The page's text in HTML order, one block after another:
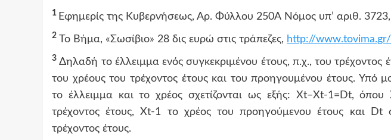
1 Εφημερίς της Κυβερνήσεως, Αρ. Φύλλου 250Α Νόμος υπ’ αριθ.
2 Το Βήμα, «Σωσίβιο» 28 δις ευρώ στις τράπεζες, http://
3 Δηλαδή το έλλειμμα ενός συγκεκριμένου έτους, π.χ., του τρέχοντος
του χρέους του τρέχοντος έτους και του προηγουμένου έτους. Υπό
το έλλειμμα και το χρέος σχετίζονται ως εξής: Χt–Χt-1=Dt, όπου
τρέχοντος έτους, Χt-1 το χρέος του προηγούμενου έτους και Dt
τρέχοντος έτους.